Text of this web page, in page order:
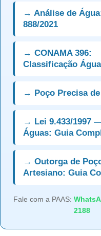
→ Análise de
888/2021
→ CONAMA 396:
Classificação
→ Poço Precisa
→ Lei 9.433/1997
Águas: Guia
→ Outorga de
Artesiano: Guia
Fale com a PAAS:
2188